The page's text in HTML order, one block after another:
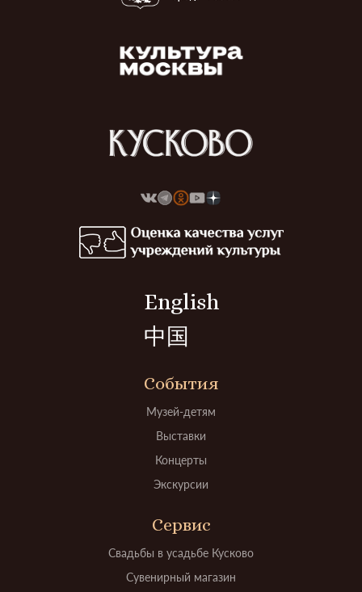
English
中国
События
Музей-детям
Выставки
Концерты
Экскурсии
Сервис
Свадьбы в усадьбе Кусково
Сувенирный магазин